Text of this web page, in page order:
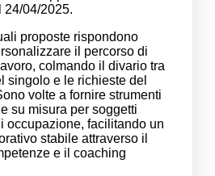
24/04/2025.
proposte rispondono
il percorso di
colmando il divario tra
singolo e le richieste del
volte a fornire strumenti
su misura per soggetti
occupazione, facilitando un
stabile attraverso il
e il coaching